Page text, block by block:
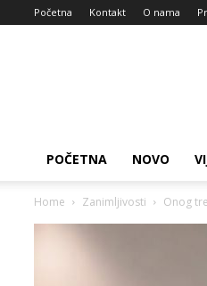
Početna Kontakt O nama
POČETNA NOVO
Home Zanimljivosti Onog